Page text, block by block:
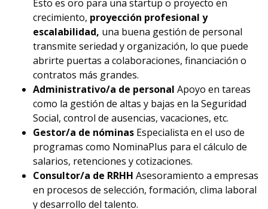
Esto es oro para una startup o proyecto en
crecimiento, proyección profesional y
escalabilidad, una buena gestión de personal
transmite seriedad y organización, lo que puede
abrirte puertas a colaboraciones, financiación o
contratos más grandes.
Administrativo/a de personal Apoyo en tareas
como la gestión de altas y bajas en la Seguridad
Social, control de ausencias, vacaciones, etc.
Gestor/a de nóminas Especialista en el uso de
programas como NominaPlus para el cálculo de
salarios, retenciones y cotizaciones.
Consultor/a de RRHH Asesoramiento a empresas
en procesos de selección, formación, clima laboral
y desarrollo del talento.